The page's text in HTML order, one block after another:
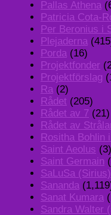
Pallas Athena
Patricia Cota-
Per Beronius i
Plejaderna
Porda (16)
Projektfonder
Projektförslag
Ra (2)
Rådet (205)
Rådet av 7 (21)
Rådet av
Rositha Bohlin
Saint Aeolus (3)
Saint Germain
SaLuSa (Sirius)
Sananda
Sanat Kumara
Sandra Walter